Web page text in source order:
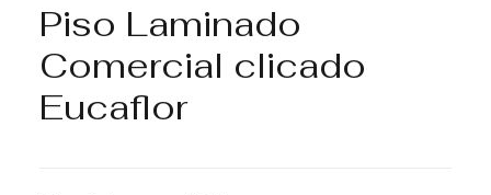
Piso Laminado
Comercial clicado
Eucaflor